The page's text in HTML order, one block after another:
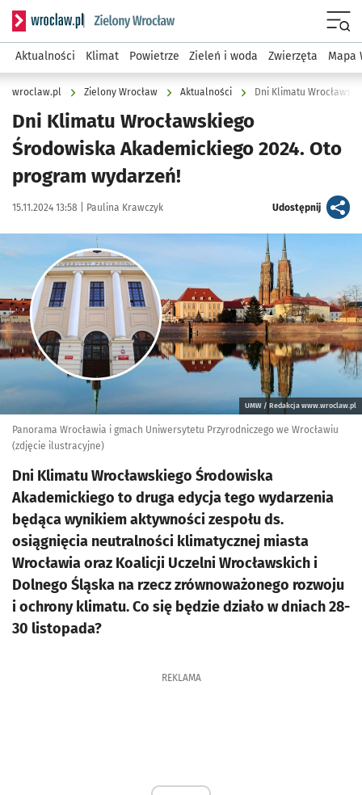
Serwis informacyjny wroclaw.pl podserwis: Środowisko we
Aktualności Klimat Powietrze Zieleń i woda Zwierzęta Mapa
wroclaw.pl Zielony Wrocław Aktualności Dni Klimatu
Dni Klimatu Wrocławskiego
Środowiska Akademickiego 2024. Oto
program wydarzeń!
Data publikacji:
15.11.2024 13:58 | Autor:
Paulina Krawczyk Udostępnijartykuł
Kliknij, aby powiększyć
UMW / Redakcja www.wroclaw.pl
Panorama Wrocławia i gmach Uniwersytetu Przyrodniczego we Wrocławiu
(zdjęcie ilustracyjne)
Dni Klimatu Wrocławskiego Środowiska
Akademickiego to druga edycja tego wydarzenia
będąca wynikiem aktywności zespołu ds.
osiągnięcia neutralności klimatycznej miasta
Wrocławia oraz Koalicji Uczelni Wrocławskich i
Dolnego Śląska na rzecz zrównoważonego rozwoju
i ochrony klimatu. Co się będzie działo w dniach 28-
30 listopada?
REKLAMA